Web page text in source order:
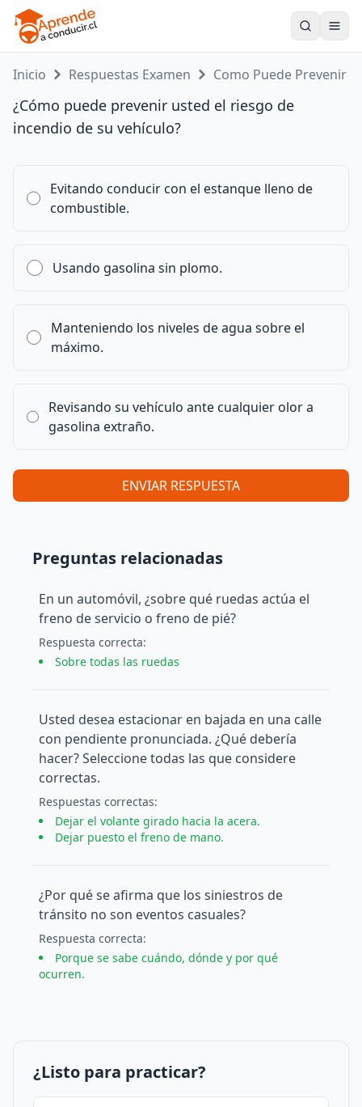
Inicio Respuestas Examen Como Puede Prevenir ...
¿Cómo puede prevenir usted el riesgo de
incendio de su vehículo?
Evitando conducir con el estanque lleno de
combustible.
Usando gasolina sin plomo.
Manteniendo los niveles de agua sobre el
máximo.
Revisando su vehículo ante cualquier olor a
gasolina extraño.
ENVIAR RESPUESTA
Preguntas relacionadas
En un automóvil, ¿sobre qué ruedas actúa el
freno de servicio o freno de pié?
Respuesta correcta:
Sobre todas las ruedas
Usted desea estacionar en bajada en una calle
con pendiente pronunciada. ¿Qué debería
hacer? Seleccione todas las que considere
correctas.
Respuestas correctas:
Dejar el volante girado hacia la acera.
Dejar puesto el freno de mano.
¿Por qué se afirma que los siniestros de
tránsito no son eventos casuales?
Respuesta correcta:
Porque se sabe cuándo, dónde y por qué
ocurren.
¿Listo para practicar?